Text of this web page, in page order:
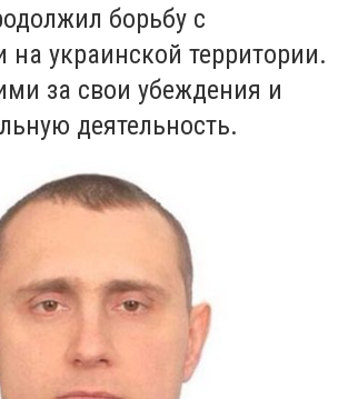
борьбу с
на украинской территории.
за свои убеждения и
деятельность.